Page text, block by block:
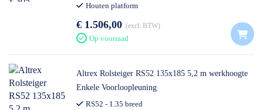
Houten platform
€ 1.506,00 excl. BTW
Op voorraad
Altrex Rolsteiger RS52 135x185 5,2 m werkhoogte
Enkele Voorloopleuning
RS52 - 1.35 breed